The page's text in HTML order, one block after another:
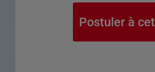
Postuler à